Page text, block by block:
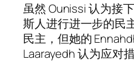
虽然 Ounissi 认为接
斯人进行进一步的民
民主，但她的
Laarayedh 认为应对